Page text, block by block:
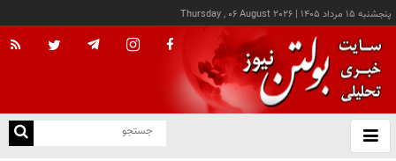
پنجشنبه ۱۵ مرداد ۱۴۰۵ |
Thursday , 06 August 2026
باز
و